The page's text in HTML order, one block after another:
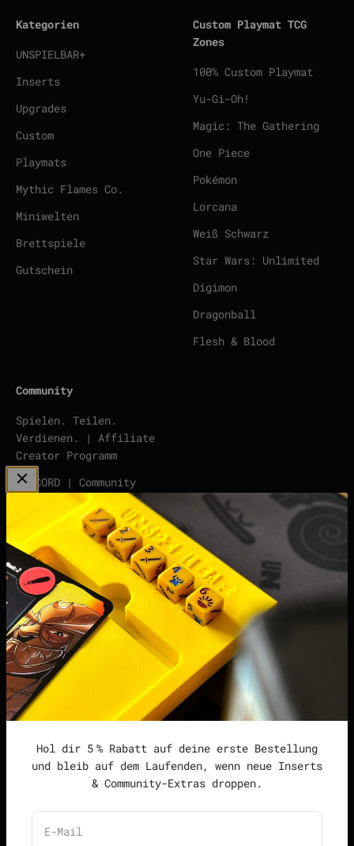
Hol dir 5 % Rabatt auf deine erste Bestellung
und bleib auf dem Laufenden, wenn neue Inserts
& Community-Extras droppen.
E-Mail
Kategorien
UNSPIELBAR+
Inserts
Upgrades
Custom
Playmats
Mythic Flames Co.
Miniwelten
Brettspiele
Gutschein
Custom Playmat TCG
Zones
100% Custom Playmat
Yu-Gi-Oh!
Magic: The Gathering
One Piece
Pokémon
Lorcana
Weiß Schwarz
Star Wars: Unlimited
Digimon
Dragonball
Flesh & Blood
Community
Spielen. Teilen.
Verdienen. | Affiliate
Creator Programm
DISCORD | Community
points | Score Tracker
Podcast
Impressum
Datenschutzerklärung
Widerrufsrecht &
Widerrufsformular
Allgemeine
Geschäftsbedingungen
Deutschland (EUR €) Deutsch